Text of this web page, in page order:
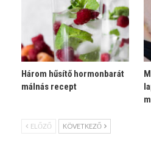
Három hűsítő hormonbarát
málnás recept
ELŐZŐ KÖVETKEZŐ